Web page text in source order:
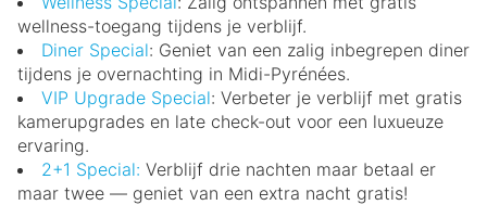
wellness-toegang tijdens je verblijf.
Diner Special: Geniet van een zalig inbegrepen diner
tijdens je overnachting in Midi-Pyrénées.
VIP Upgrade Special: Verbeter je verblijf met gratis
kamerupgrades en late check-out voor een luxueuze
ervaring.
2+1 Special: Verblijf drie nachten maar betaal er
maar twee — geniet van een extra nacht gratis!